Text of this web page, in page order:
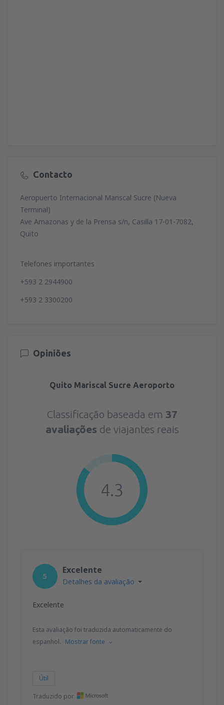
Contacto
Aeropuerto Internacional Mariscal Sucre (Nueva
Terminal)
Ave Amazonas y de la Prensa s/n, Casilla 17-01-7082,
Quito
Telefones importantes
+593 2 2944900
+593 2 3300200
Opiniões
Quito Mariscal Sucre Aeroporto
Classificação baseada em 37
avaliações de viajantes reais
4.3
5
Excelente
Detalhes da avaliação
Excelente
Esta avaliação foi traduzida automaticamente do
espanhol. Mostrar fonte
Útil
Traduzido por